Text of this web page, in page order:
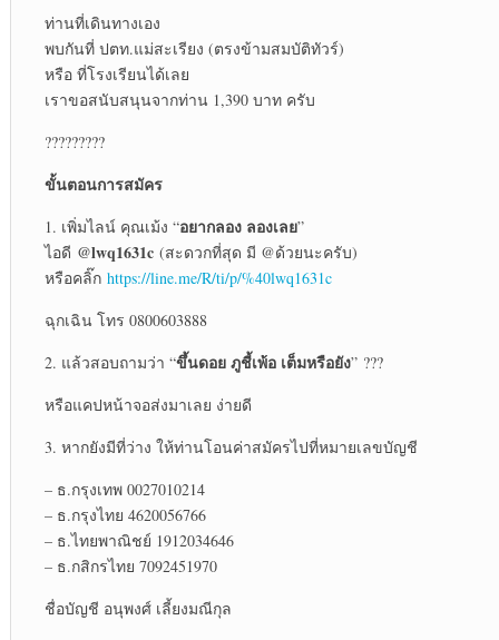
ท่านที่เดินทางเอง
พบกันที่ ปตท.แม่สะเรียง (ตรงข้ามสมบัติทัวร์)
หรือ ที่โรงเรียนได้เลย
เราขอสนับสนุนจากท่าน 1,390 บาท ครับ
?????????
ขั้นตอนการสมัคร
1. เพิ่มไลน์ คุณเม้ง “อยากลอง ลองเลย”
ไอดี @lwq1631c(สะดวกที่สุด มี @ด้วยนะครับ)
หรือคลิ๊ก https://line.me/R/ti/p/%40lwq1631c
ฉุกเฉิน โทร 0800603888
2. แล้วสอบถามว่า “ขึ้นดอย ภูชี้เพ้อ เต็มหรือยัง” ???
หรือแคปหน้าจอส่งมาเลย ง่ายดี
3. หากยังมีที่ว่าง ให้ท่านโอนค่าสมัครไปที่หมายเลขบัญชี
– ธ.กรุงเทพ 0027010214
– ธ.กรุงไทย 4620056766
– ธ.ไทยพาณิชย์ 1912034646
– ธ.กสิกรไทย 7092451970
ชื่อบัญชี อนุพงศ์ เลี้ยงมณีกุล